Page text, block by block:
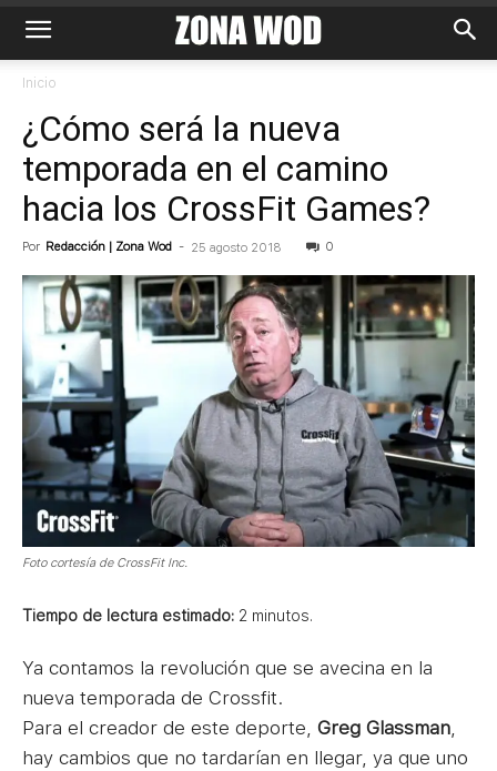
Inicio
¿Cómo será la nueva
temporada en el camino
hacia los CrossFit Games?
Por Redacción | Zona Wod - 25 agosto 2018 0
Foto cortesía de CrossFit Inc.
Tiempo de lectura estimado: 2 minutos.
Ya contamos la revolución que se avecina en la
nueva temporada de Crossfit.
Para el creador de este deporte, Greg Glassman,
hay cambios que no tardarían en llegar, ya que uno